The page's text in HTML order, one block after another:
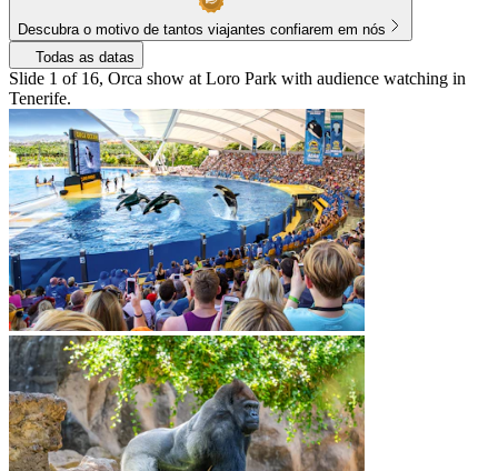
Descubra o motivo de tantos viajantes confiarem em nós
Todas as datas
Slide 1 of 16, Orca show at Loro Park with audience watching in
Tenerife.